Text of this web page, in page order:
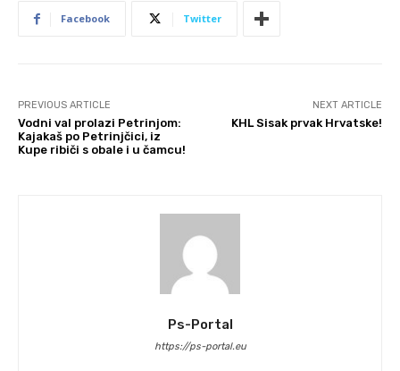
Facebook Twitter
PREVIOUS ARTICLE
Vodni val prolazi Petrinjom:
Kajakaš po Petrinjčici, iz
Kupe ribiči s obale i u čamcu!
NEXT ARTICLE
KHL Sisak prvak Hrvatske!
Ps-Portal
https://ps-portal.eu